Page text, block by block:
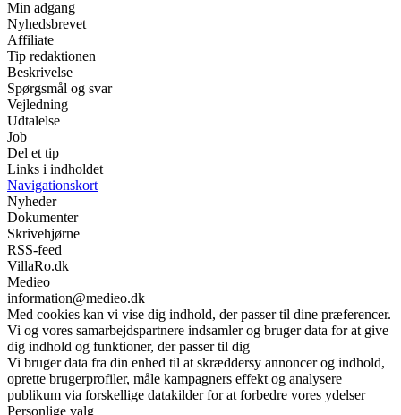
Min adgang
Nyhedsbrevet
Affiliate
Tip redaktionen
Beskrivelse
Spørgsmål og svar
Vejledning
Udtalelse
Job
Del et tip
Links i indholdet
Navigationskort
Nyheder
Dokumenter
Skrivehjørne
RSS-feed
VillaRo.dk
Medieo
information@medieo.dk
Med cookies kan vi vise dig indhold, der passer til dine præferencer.
Vi og vores samarbejdspartnere indsamler og bruger data for at give
dig indhold og funktioner, der passer til dig
Vi bruger data fra din enhed til at skræddersy annoncer og indhold,
oprette brugerprofiler, måle kampagners effekt og analysere
publikum via forskellige datakilder for at forbedre vores ydelser
Personlige valg